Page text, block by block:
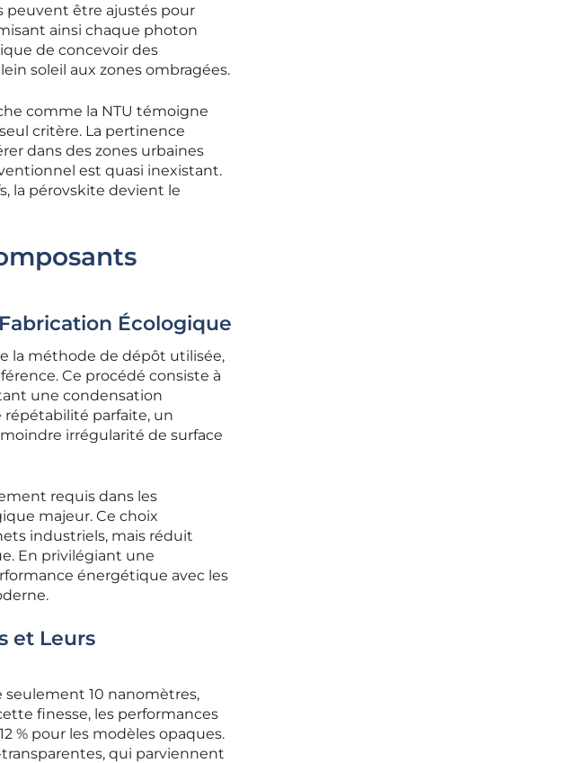
peuvent être ajustés pour
ainsi chaque photon
de concevoir des
soleil aux zones ombragées.
comme la NTU témoigne
critère. La pertinence
dans des zones urbaines
est quasi inexistant.
la pérovskite devient le
Écologique
la méthode de dépôt utilisée,
Ce procédé consiste à
une condensation
parfaite, un
irrégularité de surface
requis dans les
majeur. Ce choix
industriels, mais réduit
En privilégiant une
énergétique avec les
et Leurs
seulement 10 nanomètres,
finesse, les performances
% pour les modèles opaques.
qui parviennent